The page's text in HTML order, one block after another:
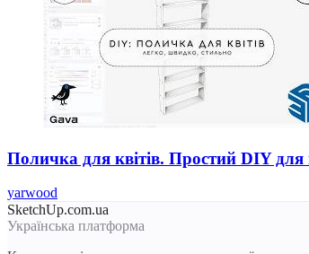
Поличка для квітів. Простий DIY для
yarwood
SketchUp.com.ua
Українська платформа